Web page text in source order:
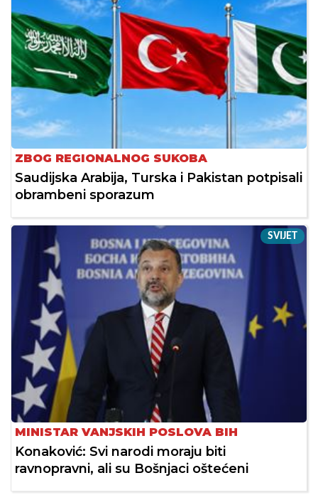
ZBOG REGIONALNOG SUKOBA
Saudijska Arabija, Turska i Pakistan potpisali
obrambeni sporazum
SVIJET
MINISTAR VANJSKIH POSLOVA BIH
Konaković: Svi narodi moraju biti
ravnopravni, ali su Bošnjaci oštećeni